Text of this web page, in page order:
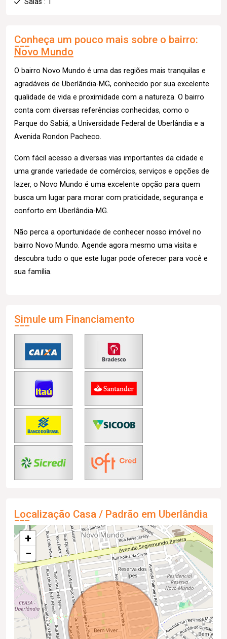
Salas : 1
Conheça um pouco mais sobre o bairro:
Novo Mundo
O bairro Novo Mundo é uma das regiões mais tranquilas e
agradáveis de Uberlândia-MG, conhecido por sua excelente
qualidade de vida e proximidade com a natureza. O bairro
conta com diversas referências conhecidas, como o
Parque do Sabiá, a Universidade Federal de Uberlândia e a
Avenida Rondon Pacheco.
Com fácil acesso a diversas vias importantes da cidade e
uma grande variedade de comércios, serviços e opções de
lazer, o Novo Mundo é uma excelente opção para quem
busca um lugar para morar com praticidade, segurança e
conforto em Uberlândia-MG.
Não perca a oportunidade de conhecer nosso imóvel no
bairro Novo Mundo. Agende agora mesmo uma visita e
descubra tudo o que este lugar pode oferecer para você e
sua família.
Simule um Financiamento
Localização Casa / Padrão em Uberlândia
+
−